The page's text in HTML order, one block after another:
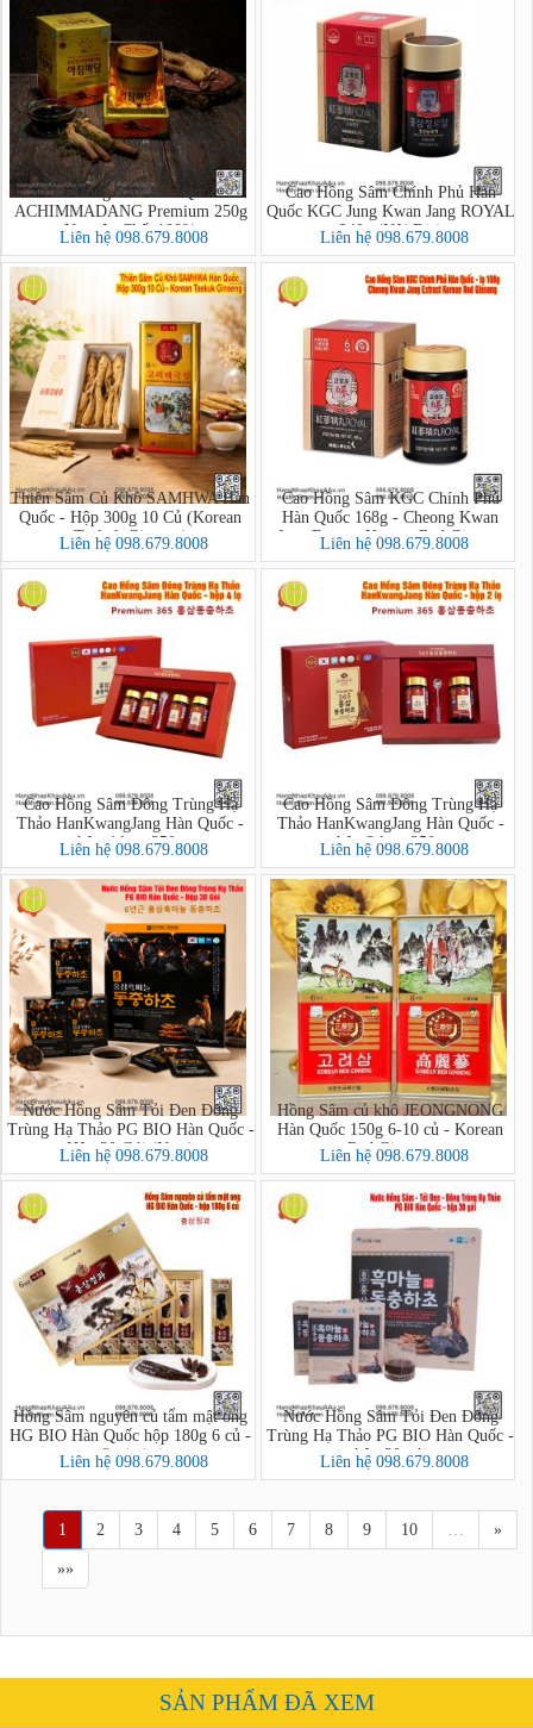
Cao Hồng Sâm Hàn Quốc
ACHIMMADANG Premium 250g
Nguyên Chất 100%
Liên hệ 098.679.8008
Cao Hồng Sâm Chính Phủ Hàn
Quốc KGC Jung Kwan Jang ROYAL
240g (Nội Địa)
Liên hệ 098.679.8008
Thiên Sâm Củ Khô SAMHWA Hàn
Quốc - Hộp 300g 10 Củ (Korean
Taekuk Ginseng)
Liên hệ 098.679.8008
Cao Hồng Sâm KGC Chính Phủ
Hàn Quốc 168g - Cheong Kwan
Jang Extract Korean Red Ginseng
Liên hệ 098.679.8008
Cao Hồng Sâm Đông Trùng Hạ
Thảo HanKwangJang Hàn Quốc -
hộp 4 lọ x 250g
Liên hệ 098.679.8008
Cao Hồng Sâm Đông Trùng Hạ
Thảo HanKwangJang Hàn Quốc -
hộp 2 lọ x 250g
Liên hệ 098.679.8008
Nước Hồng Sâm Tỏi Đen Đông
Trùng Hạ Thảo PG BIO Hàn Quốc -
Hộp 30 Gói (New)
Liên hệ 098.679.8008
Hồng Sâm củ khô JEONGNONG
Hàn Quốc 150g 6-10 củ - Korean
Red Ginseng
Liên hệ 098.679.8008
Hồng Sâm nguyên củ tẩm mật ong
HG BIO Hàn Quốc hộp 180g 6 củ -
홍삼정과
Liên hệ 098.679.8008
Nước Hồng Sâm Tỏi Đen Đông
Trùng Hạ Thảo PG BIO Hàn Quốc -
hộp 30 gói
Liên hệ 098.679.8008
1 2 3 4 5 6 7 8 9 10 … »
»»
SẢN PHẨM ĐÃ XEM